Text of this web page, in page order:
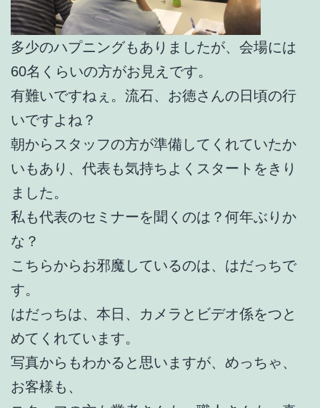
多少のハプニングもありましたが、会場には
60名くらいの方がお見えです。
有難いですねぇ。流石、お徳さんの日頃の行
いですよね？
朝からスタッフの方が準備してくれていたか
いもあり、代表も気持ちよくスタートをきり
ました。
私も代表のセミナーを聞くのは？何年ぶりか
な？
こちらからお邪魔しているのは、はだっちで
す。
はだっちは、本日、カメラとビデオ係をつと
めてくれています。
写真からもわかると思いますが、めっちゃ、
お客様も、